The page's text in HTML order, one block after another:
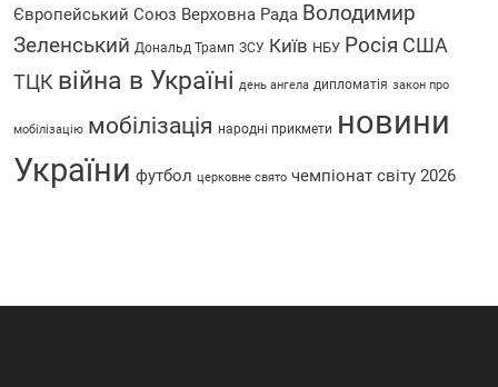
Європейський Союз Верховна Рада Володимир
Зеленський Дональд Трамп ЗСУ Київ НБУ Росія США
ТЦК війна в Україні день ангела дипломатія закон про
мобілізацію мобілізація народні прикмети новини
України футбол церковне свято чемпіонат світу 2026